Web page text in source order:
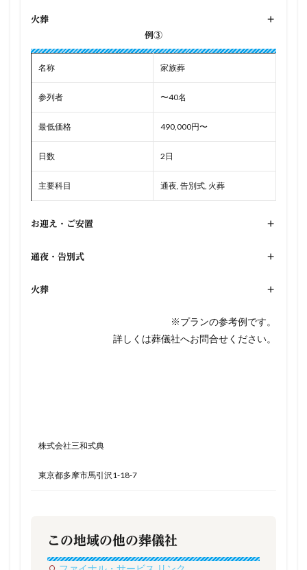
火葬
+
例③
名称 家族葬
参列者 〜40名
最低価格 490,000円〜
日数 2日
主要科目 通夜, 告別式, 火葬
お迎え・ご安置 +
通夜・告別式 +
火葬 +
※プランの参考例です。
詳しくは葬儀社へお問合せください。
株式会社三和式典
東京都多摩市馬引沢1-18-7
この地域の他の葬儀社